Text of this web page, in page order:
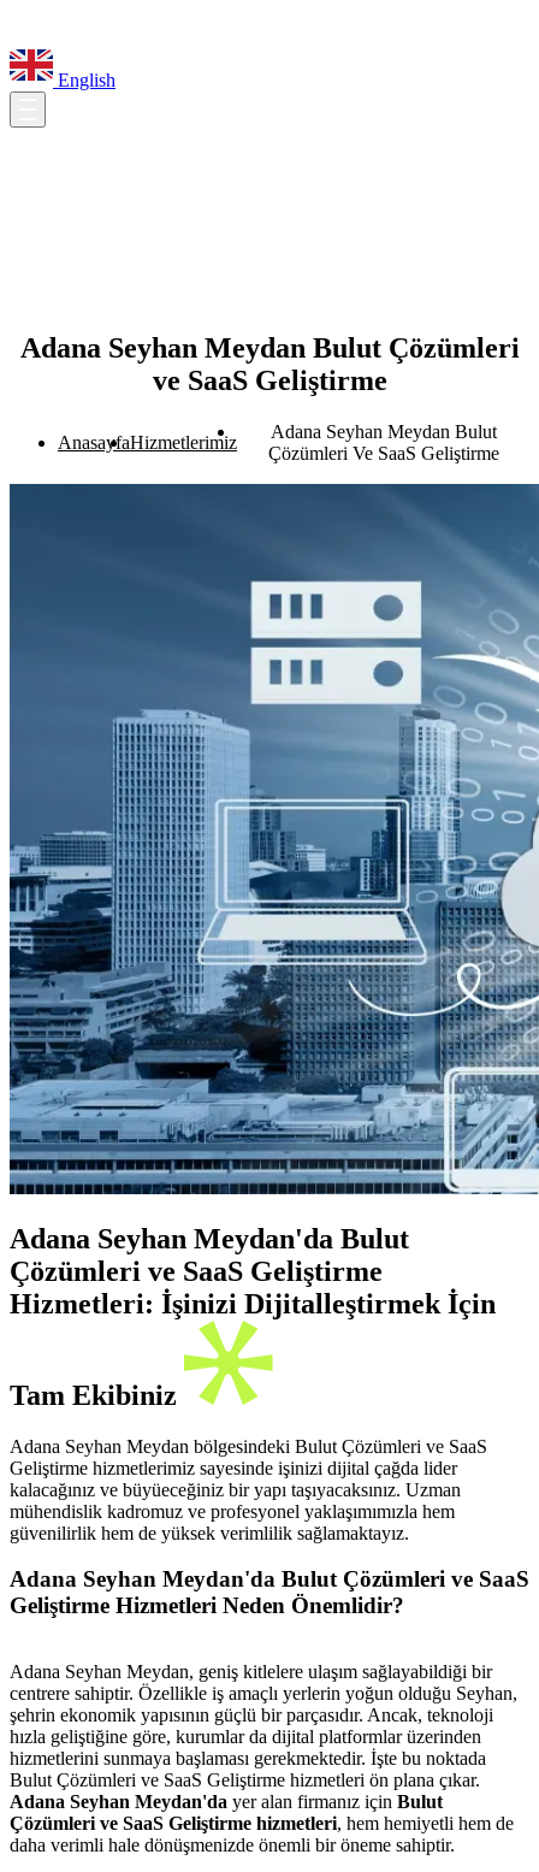
English
Adana Seyhan Meydan Bulut Çözümleri
ve SaaS Geliştirme
AnasayfaHizmetlerimiz
Adana Seyhan Meydan Bulut
Çözümleri Ve SaaS Geliştirme
Adana Seyhan Meydan'da Bulut
Çözümleri ve SaaS Geliştirme
Hizmetleri: İşinizi Dijitalleştirmek İçin
Tam Ekibiniz
Adana Seyhan Meydan bölgesindeki Bulut Çözümleri ve SaaS
Geliştirme hizmetlerimiz sayesinde işinizi dijital çağda lider
kalacağınız ve büyüeceğiniz bir yapı taşıyacaksınız. Uzman
mühendislik kadromuz ve profesyonel yaklaşımımızla hem
güvenilirlik hem de yüksek verimlilik sağlamaktayız.
Adana Seyhan Meydan'da Bulut Çözümleri ve SaaS
Geliştirme Hizmetleri Neden Önemlidir?
Adana Seyhan Meydan, geniş kitlelere ulaşım sağlayabildiği bir
centrere sahiptir. Özellikle iş amaçlı yerlerin yoğun olduğu Seyhan,
şehrin ekonomik yapısının güçlü bir parçasıdır. Ancak, teknoloji
hızla geliştiğine göre, kurumlar da dijital platformlar üzerinden
hizmetlerini sunmaya başlaması gerekmektedir. İşte bu noktada
Bulut Çözümleri ve SaaS Geliştirme hizmetleri ön plana çıkar.
Adana Seyhan Meydan'da yer alan firmanız için Bulut
Çözümleri ve SaaS Geliştirme hizmetleri, hem hemiyetli hem de
daha verimli hale dönüşmenizde önemli bir öneme sahiptir.